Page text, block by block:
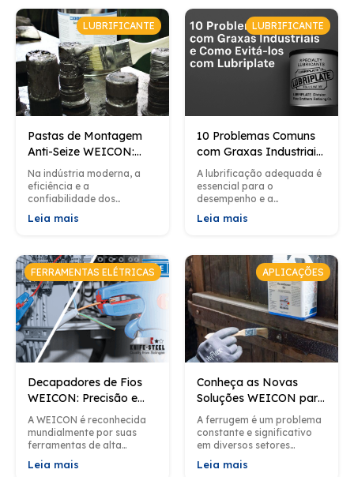
LUBRIFICANTE
Pastas de Montagem
Anti-Seize WEICON:
Proteção Eficiente para
Aplicações Industriais
Na indústria moderna, a
eficiência e a
confiabilidade dos
processos de montagem
são cruciais para garantir
também e a...
Leia mais
LUBRIFICANTE
10 Problemas Comuns
com Graxas Industriais
e Como Evitá-los com
Lubriplate
A lubrificação adequada é
essencial para o
desempenho e a
longevidade dos
equipamentos industriais.
graxas são comuns...
Leia mais
FERRAMENTAS ELÉTRICAS
Decapadores de Fios
WEICON: Precisão e
Versatilidade para
Profissionais e
Entusiastas​
A WEICON é reconhecida
mundialmente por suas
ferramentas de alta
qualidade; da mesma
forma, seus decapadores
Leia mais
APLICAÇÕES
Conheça as Novas
Soluções WEICON para
Remoção de Ferrugem
A ferrugem é um problema
constante e significativo
em diversos setores
industriais, afetando
estruturas metálicas,
Leia mais